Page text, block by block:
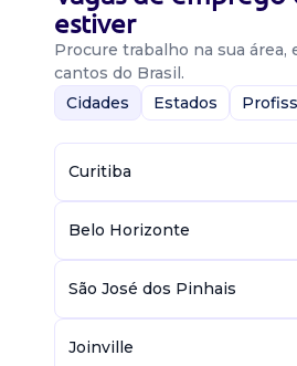
estiver
Procure trabalho na sua área,
cantos do Brasil.
Cidades
Estados
Curitiba
Belo Horizonte
São José dos Pinhais
Joinville